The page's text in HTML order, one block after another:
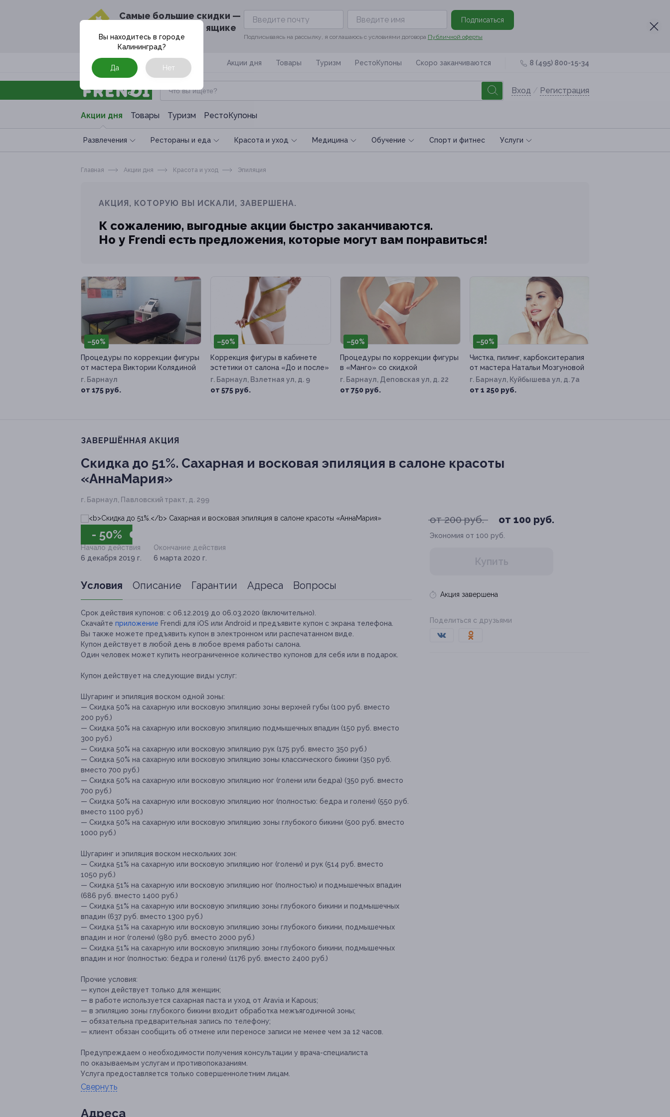
Cамые большие скидки —
в твоём почтовом ящике
Подписаться
Подписываясь на рассылку, я соглашаюсь с условиями договора Публичной оферты
Москва Акции дня Товары Туризм РестоКупоны Скоро заканчиваются 8 (495) 800-15-34
Вход / Регистрация
Акции дня Товары Туризм РестоКупоны
Развлечения Рестораны и еда Красота и уход Медицина Обучение Спoрт и фитнес Услуги
Вы находитесь в городе
Калининград?
Да Нет
Главная Акции дня Красота и уход Эпиляция
АКЦИЯ, КОТОРУЮ ВЫ ИСКАЛИ, ЗАВЕРШЕНА.
К сожалению, выгодные акции быстро заканчиваются.
Но у Frendi есть предложения, которые могут вам понравиться!
–50%
Процедуры по коррекции фигуры
от мастера Виктории Колядиной
г. Барнаул
от 175 руб.
–50%
Коррекция фигуры в кабинете
эстетики от салона «До и после»
г. Барнаул, Взлетная ул, д. 9
от 575 руб.
–50%
Процедуры по коррекции фигуры
в «Манго» со скидкой
г. Барнаул, Деповская ул, д. 22
от 750 руб.
–50%
Чистка, пилинг, карбокситерапия
от мастера Натальи Мозгуновой
г. Барнаул, Куйбышева ул, д. 7а
от 1 250 руб.
ЗАВЕРШЁННАЯ АКЦИЯ
Скидка до 51%. Сахарная и восковая эпиляция в салоне красоты
«АннаМария»
г. Барнаул, Павловский тракт, д. 299
- 50%
от 200 руб. от 100 руб.
Экономия от 100 руб.
Купить
Акция завершена
Поделиться с друзьями
Начало действия
6 декабря 2019 г.
Окончание действия
6 марта 2020 г.
Условия Описание Гарантии Адреса Вопросы
Срок действия купонов: с 06.12.2019 до 06.03.2020 (включительно).
Скачайте приложение Frendi для iOS или Android и предъявите купон с экрана телефона.
Вы также можете предъявить купон в электронном или распечатанном виде.
Купон действует в любой день в любое время работы салона.
Один человек может купить неограниченное количество купонов для себя или в подарок.
Купон действует на следующие виды услуг:
Шугаринг и эпиляция воском одной зоны:
— Скидка 50% на сахарную или восковую эпиляцию зоны верхней губы (100 руб. вместо
200 руб.)
— Скидка 50% на сахарную или восковую эпиляцию подмышечных впадин (150 руб. вместо
300 руб.)
— Скидка 50% на сахарную или восковую эпиляцию рук (175 руб. вместо 350 руб.)
— Скидка 50% на сахарную или восковую эпиляцию зоны классического бикини (350 руб.
вместо 700 руб.)
— Скидка 50% на сахарную или восковую эпиляцию ног (голени или бедра) (350 руб. вместо
700 руб.)
— Скидка 50% на сахарную или восковую эпиляцию ног (полностью: бедра и голени) (550 руб.
вместо 1100 руб.)
— Скидка 50% на сахарную или восковую эпиляцию зоны глубокого бикини (500 руб. вместо
1000 руб.)
Шугаринг и эпиляция воском нескольких зон:
— Скидка 51% на сахарную или восковую эпиляцию ног (голени) и рук (514 руб. вместо
1050 руб.)
— Скидка 51% на сахарную или восковую эпиляцию ног (полностью) и подмышечных впадин
(686 руб. вместо 1400 руб.)
— Скидка 51% на сахарную или восковую эпиляцию зоны глубокого бикини и подмышечных
впадин (637 руб. вместо 1300 руб.)
— Скидка 51% на сахарную или восковую эпиляцию зоны глубокого бикини, подмышечных
впадин и ног (голени) (980 руб. вместо 2000 руб.)
— Скидка 51% на сахарную или восковую эпиляцию зоны глубокого бикини, подмышечных
впадин и ног (полностью: бедра и голени) (1176 руб. вместо 2400 руб.)
Прочие условия:
— купон действует только для женщин;
— в работе используется сахарная паста и уход от Aravia и Kapous;
— в эпиляцию зоны глубокого бикини входит обработка межъягодичной зоны;
— обязательна предварительная запись по телефону;
— клиент обязан сообщить об отмене или переносе записи не менее чем за 12 часов.
Предупреждаем о необходимости получения консультации у врача-специалиста
по оказываемым услугам и противопоказаниям.
Услуга предоставляется только совершеннолетним лицам.
Свернуть
Адресa